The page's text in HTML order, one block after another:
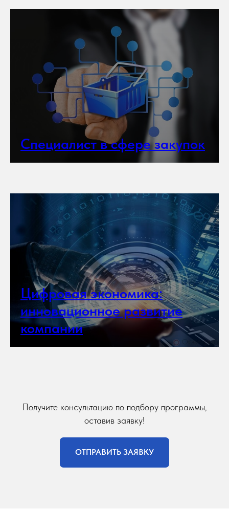
Специалист в сфере закупок
Цифровая экономика:
инновационное развитие
компании
Получите консультацию по подбору программы,
оставив заявку!
ОТПРАВИТЬ ЗАЯВКУ